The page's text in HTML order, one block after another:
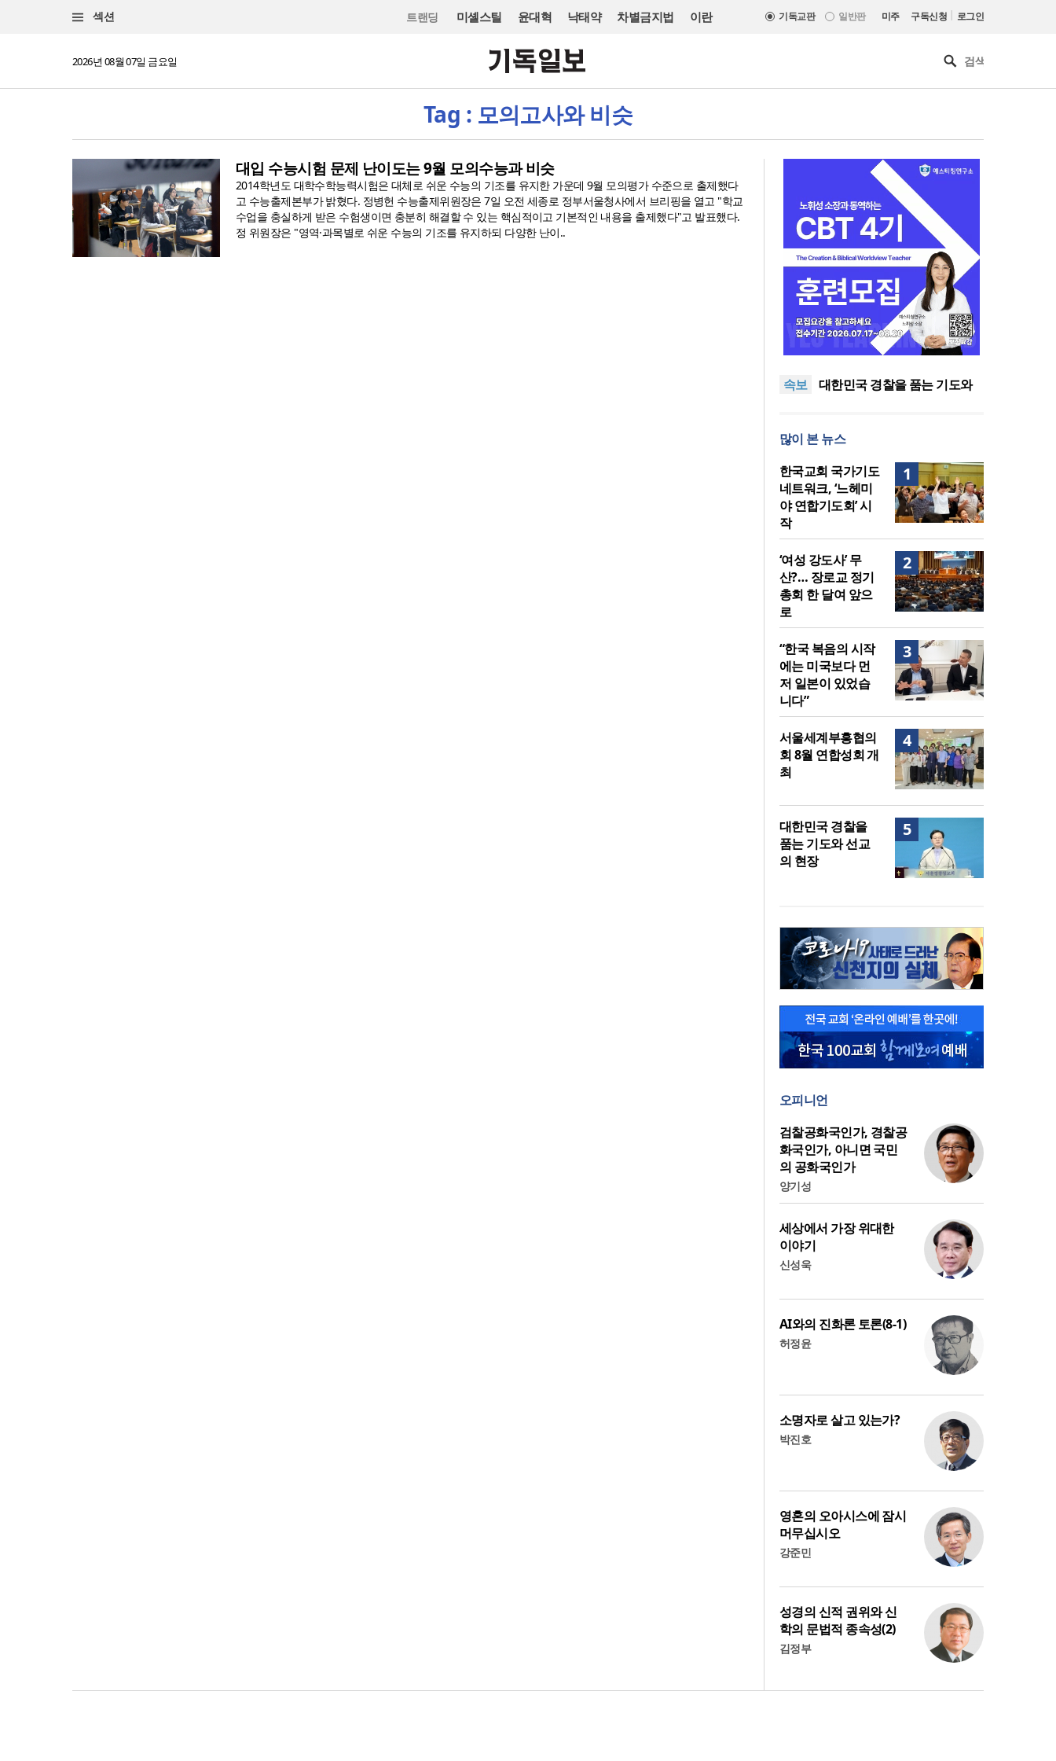
섹션 트랜딩 미셸스틸 윤대혁 낙태약 차별금지법 이란 기독교판 일반판 미주 구독신청 | 로그인
2026년 08월 07일 금요일
Tag : 모의고사와 비슷
대입 수능시험 문제 난이도는 9월 모의수능과 비슷
2014학년도 대학수학능력시험은 대체로 쉬운 수능의 기조를 유지한 가운데 9월 모의평가 수준으로 출제했다
고 수능출제본부가 밝혔다. 정병헌 수능출제위원장은 7일 오전 세종로 정부서울청사에서 브리핑을 열고 "학교
수업을 충실하게 받은 수험생이면 충분히 해결할 수 있는 핵심적이고 기본적인 내용을 출제했다"고 발표했다.
정 위원장은 "영역·과목별로 쉬운 수능의 기조를 유지하되 다양한 난이..
속보
한기연 “전쟁을 부르는 정책을
정신질환 평생유병률 27.8%,
대한민국 경찰을 품는 기도와
한미동맹의 가교 되어주길”
한기연 “전쟁을 부르는 정책을
정신건강 치료 인프라 부족…
정신질환 평생유병률 27.8%,
중증 입원·재활 확충 과제
많이 본 뉴스
1
한국교회 국가기도
네트워크, ‘느헤미
야 연합기도회’ 시
작
2
‘여성 강도사’ 무
산?… 장로교 정기
총회 한 달여 앞으
로
3
“한국 복음의 시작
에는 미국보다 먼
저 일본이 있었습
니다”
4
서울세계부흥협의
회 8월 연합성회 개
최
5
대한민국 경찰을
품는 기도와 선교
의 현장
오피니언
검찰공화국인가, 경찰공
화국인가, 아니면 국민
의 공화국인가
양기성
세상에서 가장 위대한
이야기
신성욱
AI와의 진화론 토론(8-1)
허정윤
소명자로 살고 있는가?
박진호
영혼의 오아시스에 잠시
머무십시오
강준민
성경의 신적 권위와 신
학의 문법적 종속성(2)
김정부